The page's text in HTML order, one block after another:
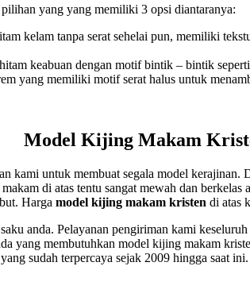
yang yang memiliki 3 opsi diantaranya:
kelam tanpa serat sehelai pun, memiliki
keabuan dengan motif bintik – bintik
yang memiliki motif serat halus untuk
Model Kijing Makam
kami untuk membuat segala model
di atas tentu sangat mewah dan
Harga model kijing makam kristen di atas
anda. Pelayanan pengiriman kami
yang membutuhkan model kijing makam
sudah terpercaya sejak 2009 hingga saat